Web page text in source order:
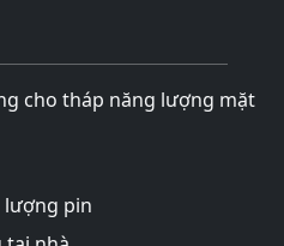
cho tháp năng lượng mặt
pin